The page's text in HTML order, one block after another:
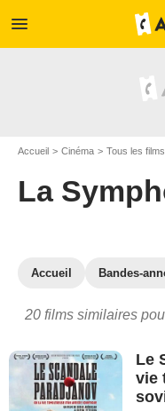
menu
Accueil Cinéma Tous les films
La
Accueil Bandes-
20 films similaires
Le
vie